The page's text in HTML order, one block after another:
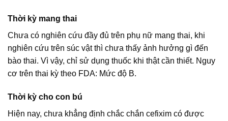
Thời kỳ mang thai
Chưa có nghiên cứu đầy đủ trên phụ nữ mang thai, khi
nghiên cứu trên súc vật thì chưa thấy ảnh hưởng gì đến
bào thai. Vì vậy, chỉ sử dụng thuốc khi thật cần thiết. Nguy
cơ trên thai kỳ theo FDA: Mức độ B.
Thời kỳ cho con bú
Hiện nay, chưa khẳng định chắc chắn cefixim có được